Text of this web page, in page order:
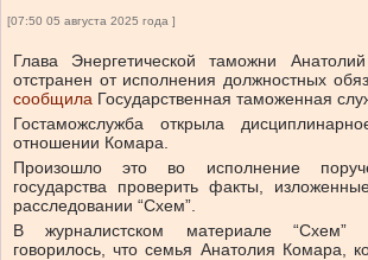
[07:50 05 августа 2025 года ]
Глава Энергетической таможни
отстранен от исполнения должностных
сообщила Государственная таможенная
Гостаможслужба открыла
отношении Комара.
Произошло это во исполнение
государства проверить факты,
расследовании “Схем”.
В журналистском материале “Схем”
говорилось, что семья Анатолия Комара,